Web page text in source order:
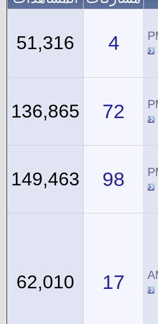
4
51,316
72
136,865
98
149,463
17
62,010